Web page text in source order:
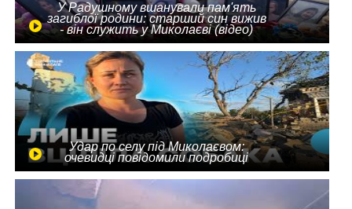
У Радушному вшанували пам'ять
загиблої родини: старший син вижив
- він служить у Миколаєві (відео)
Удар по селу під Миколаєвом:
очевидці повідомили подробиці